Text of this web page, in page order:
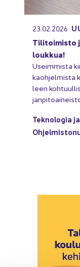
23.02.2026
Ti­li­toi­mis­to
louk­kua!
Useim­mis­ta
kaoh­jel­mis­ta
leen
Tek­no­lo­gia